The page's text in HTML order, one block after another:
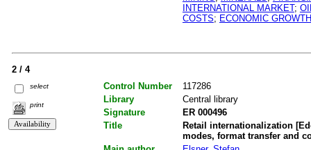
INTERNATIONAL MARKET;
COSTS; ECONOMIC GROWTH
2 / 4
select
print
Control Number
117286
Library
Central library
Signature
ER 000496
Title
Retail internationalization
modes, format transfer and